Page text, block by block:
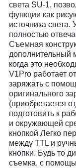
света SU-1,
функции как
источника
полностью
Съемная
дополнительный
когда это
V1Pro работает
заряжать с
оригинального
(приобретается
подготовить к
и окружающей
кнопкой Легко
между TTL и
кнопки. Будь то
съемка, с